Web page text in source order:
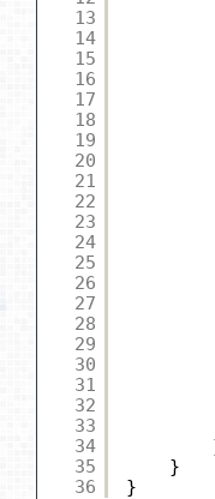
13
14
15
16
17
18
19
20
21
22
23
24
25
26
27
28
29
30
31
32
33
34
35
36
}
}